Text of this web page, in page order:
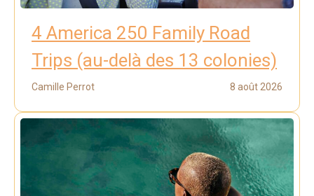
4 America 250 Family Road
Trips (au-delà des 13 colonies)
Camille Perrot 8 août 2026